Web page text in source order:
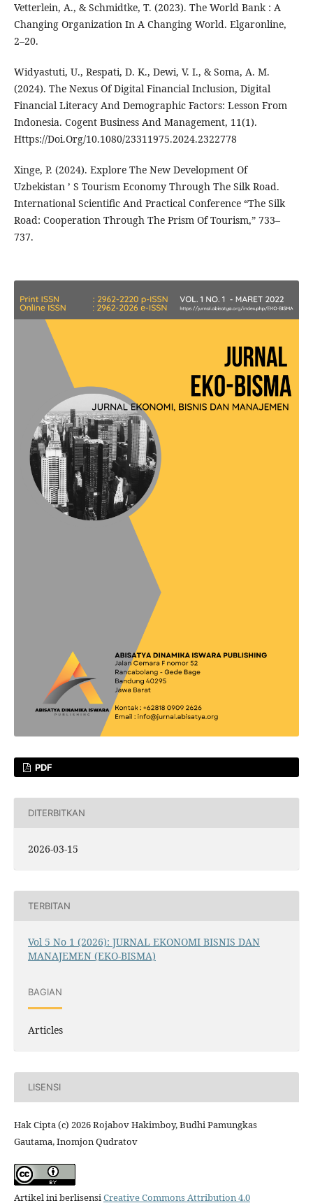
Vetterlein, A., & Schmidtke, T. (2023). The World Bank : A
Changing Organization In A Changing World. Elgaronline,
2–20.
Widyastuti, U., Respati, D. K., Dewi, V. I., & Soma, A. M.
(2024). The Nexus Of Digital Financial Inclusion, Digital
Financial Literacy And Demographic Factors: Lesson From
Indonesia. Cogent Business And Management, 11(1).
Https://Doi.Org/10.1080/23311975.2024.2322778
Xinge, P. (2024). Explore The New Development Of
Uzbekistan ’ S Tourism Economy Through The Silk Road.
International Scientific And Practical Conference “The Silk
Road: Cooperation Through The Prism Of Tourism,” 733–
737.
PDF
DITERBITKAN
2026-03-15
TERBITAN
Vol 5 No 1 (2026): JURNAL EKONOMI BISNIS DAN
MANAJEMEN (EKO-BISMA)
BAGIAN
Articles
LISENSI
Hak Cipta (c) 2026 Rojabov Hakimboy, Budhi Pamungkas
Gautama, Inomjon Qudratov
Artikel ini berlisensiCreative Commons Attribution 4.0